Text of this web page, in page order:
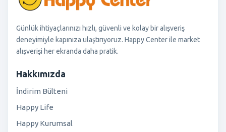
Günlük ihtiyaçlarınızı hızlı, güvenli ve kolay bir alışveriş
deneyimiyle kapınıza ulaştırıyoruz. Happy Center ile market
alışverişi her ekranda daha pratik.
Hakkımızda
İndirim Bülteni
Happy Life
Happy Kurumsal